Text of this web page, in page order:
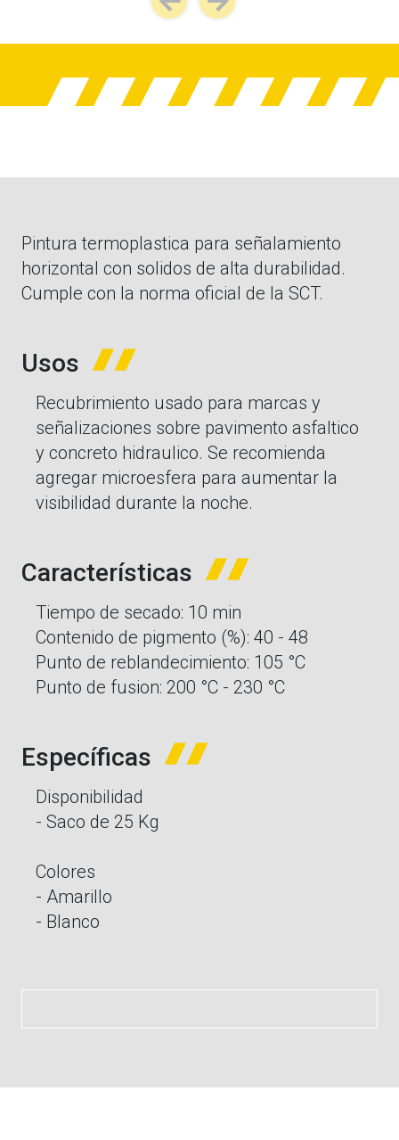
Pintura termoplastica para señalamiento
horizontal con solidos de alta durabilidad.
Cumple con la norma oficial de la SCT.
Usos
Recubrimiento usado para marcas y
señalizaciones sobre pavimento asfaltico
y concreto hidraulico. Se recomienda
agregar microesfera para aumentar la
visibilidad durante la noche.
Características
Tiempo de secado: 10 min
Contenido de pigmento (%): 40 - 48
Punto de reblandecimiento: 105 °C
Punto de fusion: 200 °C - 230 °C
Específicas
Disponibilidad
- Saco de 25 Kg
Colores
- Amarillo
- Blanco